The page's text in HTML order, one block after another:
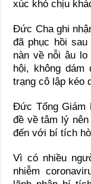
xúc khó chịu
Đức Cha ghi
đã phục hồi
nàn về nỗi âu
hội, không
trạng cô lập kéo
Đức Tổng Giám
đề về tâm lý
đến với bí tích
Vì có nhiều
nhiễm